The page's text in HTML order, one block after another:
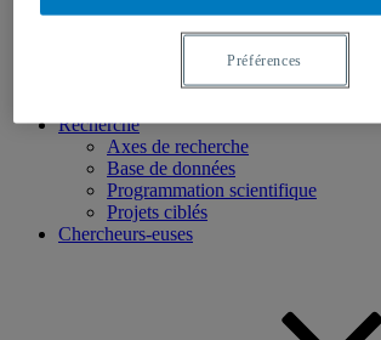
Recherche
Axes de recherche
Base de données
Programmation scientifique
Projets ciblés
Chercheurs-euses
Préférences